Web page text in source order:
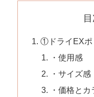
①ドライEXポ
・使用感
・サイズ感
・価格と